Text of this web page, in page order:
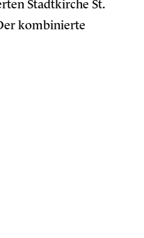
Stadtkirche St.
kombinierte